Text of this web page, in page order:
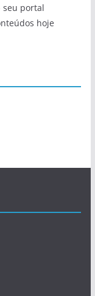
seu portal
hoje